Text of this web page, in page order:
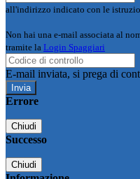
all'indirizzo indicato con le
Non hai una e-mail associata al
tramite la Login Spaggiari
E-mail inviata, si prega di
Errore
Chiudi
Successo
Chiudi